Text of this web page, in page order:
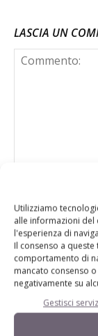
Utilizziamo
alle informazioni
l'esperienza di
Il consenso a
comportamento di
mancato consenso
negativamente su
Gestisci
LASCIA UN
Salva il mio
prossima volta